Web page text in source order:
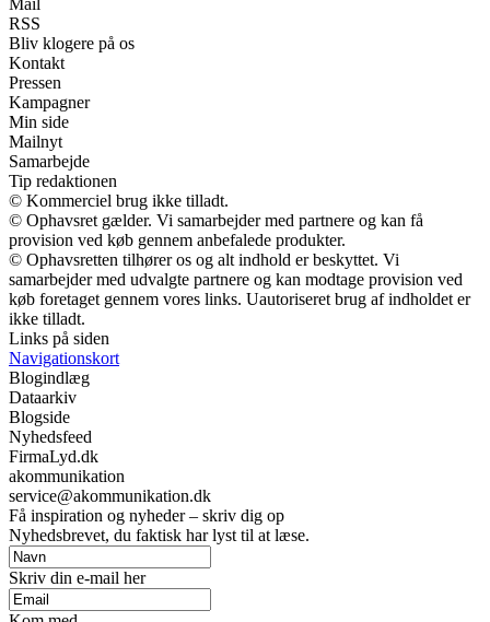
Mail
RSS
Bliv klogere på os
Kontakt
Pressen
Kampagner
Min side
Mailnyt
Samarbejde
Tip redaktionen
© Kommerciel brug ikke tilladt.
© Ophavsret gælder. Vi samarbejder med partnere og kan få
provision ved køb gennem anbefalede produkter.
© Ophavsretten tilhører os og alt indhold er beskyttet. Vi
samarbejder med udvalgte partnere og kan modtage provision ved
køb foretaget gennem vores links. Uautoriseret brug af indholdet er
ikke tilladt.
Links på siden
Navigationskort
Blogindlæg
Dataarkiv
Blogside
Nyhedsfeed
FirmaLyd.dk
akommunikation
service@akommunikation.dk
Få inspiration og nyheder – skriv dig op
Nyhedsbrevet, du faktisk har lyst til at læse.
Skriv din e-mail her